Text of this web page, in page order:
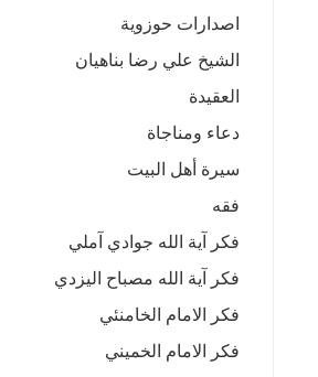
اصدارات حوزوية
الشيخ علي رضا بناهيان
العقيدة
دعاء ومناجاة
سيرة أهل البيت
فقه
فكر آية الله جوادي آملي
فكر آية الله مصباح اليزدي
فكر الامام الخامنئي
فكر الامام الخميني